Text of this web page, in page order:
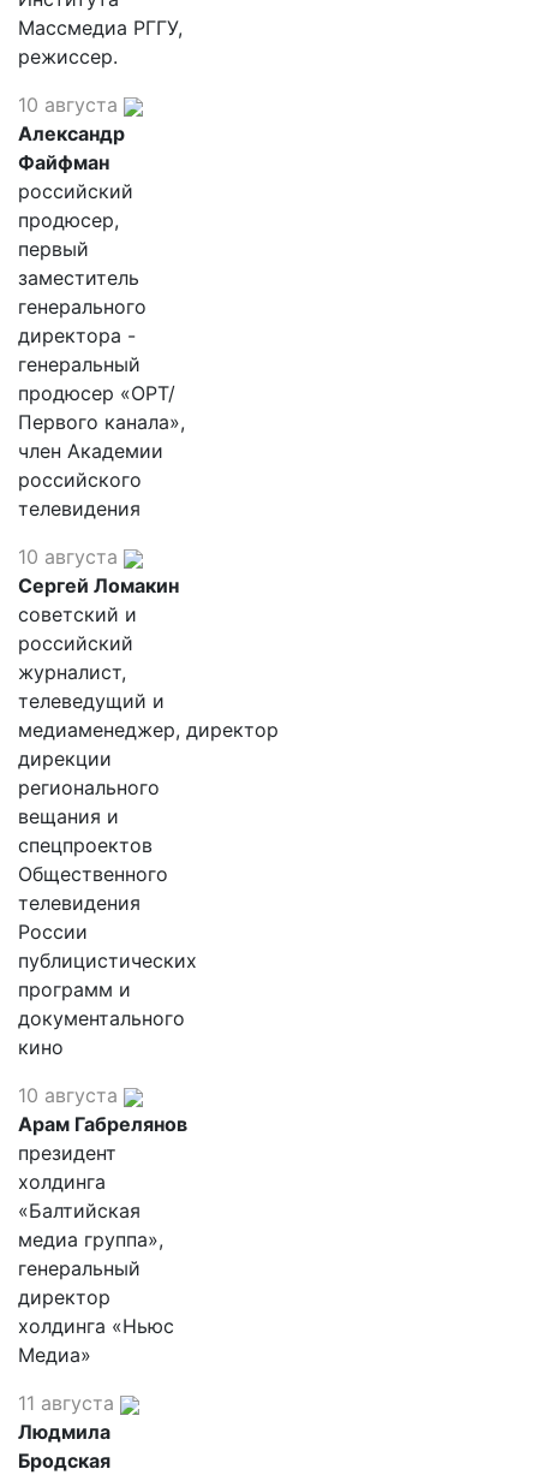
Массмедиа РГГУ,
режиссер.
10 августа
Александр
Файфман
российский
продюсер,
первый
заместитель
генерального
директора -
генеральный
продюсер «ОРТ/
Первого канала»,
член Академии
российского
телевидения
10 августа
Сергей Ломакин
советский и
российский
журналист,
телеведущий и
медиаменеджер, директор
дирекции
регионального
вещания и
спецпроектов
Общественного
телевидения
России
публицистических
программ и
документального
кино
10 августа
Арам Габрелянов
президент
холдинга
«Балтийская
медиа группа»,
генеральный
директор
холдинга «Ньюс
Медиа»
11 августа
Людмила
Бродская